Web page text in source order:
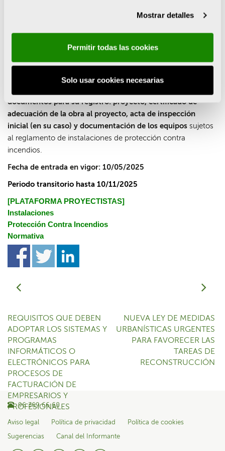
Mostrar detalles
Permitir todas las cookies
Solo usar cookies necesarias
sufran modificaciones significativas, requerirán la elaboración
preceptivo para la obtención de las licencias o
Para la puesta en servicio, se requiere la presentación ante el
órgano competente en materia de industria de la
documentos para su registro: proyecto, certificado de
adecuación de la obra al proyecto, acta de inspección
inicial (en su caso) y documentación de los equipos sujetos
al reglamento de instalaciones de protección contra
incendios.
Fecha de entrada en vigor: 10/05/2025
Periodo transitorio hasta 10/11/2025
[PLATAFORMA PROYECTISTAS]
Instalaciones
Protección Contra Incendios
Normativa
REQUISITOS QUE DEBEN
ADOPTAR LOS SISTEMAS Y
PROGRAMAS
INFORMÁTICOS O
ELECTRÓNICOS PARA
PROCESOS DE
FACTURACIÓN DE
EMPRESARIOS Y
PROFESIONALES
NUEVA LEY DE MEDIDAS
URBANÍSTICAS URGENTES
PARA FAVORECER LAS
TAREAS DE
RECONSTRUCCIÓN
96 369 66 60
Aviso legal Política de privacidad Política de cookies
Sugerencias Canal del Informante